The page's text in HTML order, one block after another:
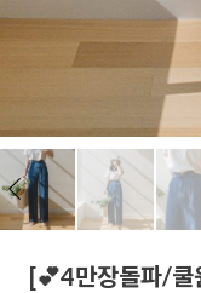
[💕4만장돌파/쿨